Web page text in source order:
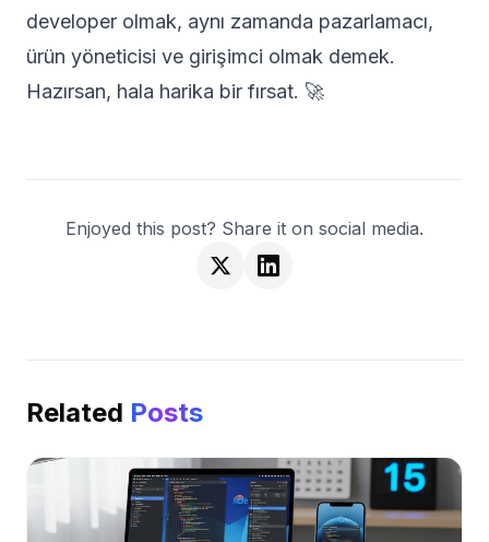
developer olmak, aynı zamanda pazarlamacı,
ürün yöneticisi ve girişimci olmak demek.
Hazırsan, hala harika bir fırsat. 🚀
Enjoyed this post? Share it on social media.
Related Posts